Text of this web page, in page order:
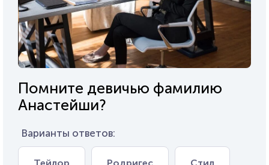
Помните девичью фамилию
Анастейши?
Варианты ответов: